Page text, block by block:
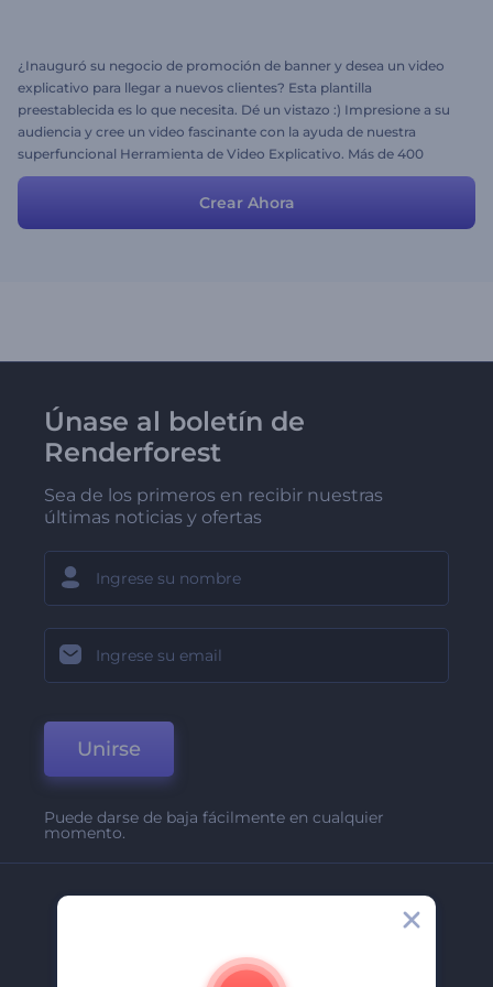
¿Inauguró su negocio de promoción de banner y desea un video
explicativo para llegar a nuevos clientes? Esta plantilla
preestablecida es lo que necesita. Dé un vistazo :) Impresione a su
audiencia y cree un video fascinante con la ayuda de nuestra
superfuncional Herramienta de Video Explicativo. Más de 400
escenas interactivas, incluido caracteres, distintos elementos,
tipografía cinética, contenedores de fotos y videos y más.
Crear Ahora
Únase al boletín de
Renderforest
Sea de los primeros en recibir nuestras
últimas noticias y ofertas
Unirse
Puede darse de baja fácilmente en cualquier
momento.